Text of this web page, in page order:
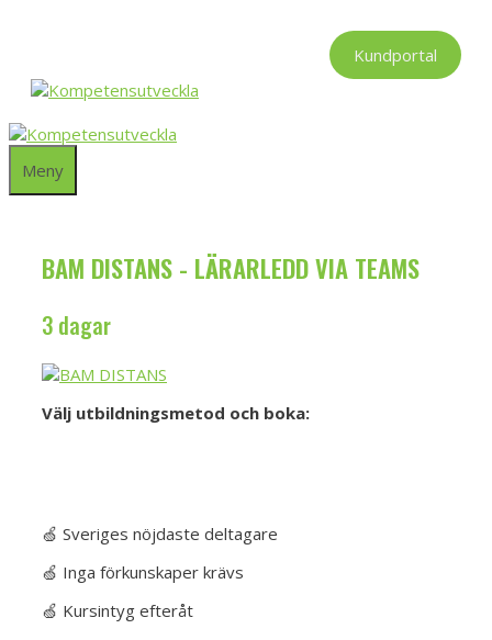
Kundportal
Meny
BAM DISTANS - LÄRARLEDD VIA TEAMS
3 dagar
Välj utbildningsmetod och boka:
🍏 Sveriges nöjdaste deltagare
🍏 Inga förkunskaper krävs
🍏 Kursintyg efteråt